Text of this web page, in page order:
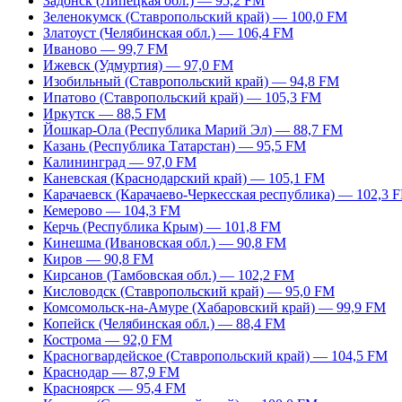
Зеленокумск (Ставропольский край) — 100,0 FM
Златоуст (Челябинская обл.) — 106,4 FM
Иваново — 99,7 FM
Ижевск (Удмуртия) — 97,0 FM
Изобильный (Ставропольский край) — 94,8 FM
Ипатово (Ставропольский край) — 105,3 FM
Иркутск — 88,5 FM
Йошкар-Ола (Республика Марий Эл) — 88,7 FM
Казань (Республика Татарстан) — 95,5 FM
Калининград — 97,0 FM
Каневская (Краснодарский край) — 105,1 FM
Карачаевск (Карачаево-Черкесская республика) — 102,3
Кемерово — 104,3 FM
Керчь (Республика Крым) — 101,8 FM
Кинешма (Ивановская обл.) — 90,8 FM
Киров — 90,8 FM
Кирсанов (Тамбовская обл.) — 102,2 FM
Кисловодск (Ставропольский край) — 95,0 FM
Комсомольск-на-Амуре (Хабаровский край) — 99,9 FM
Копейск (Челябинская обл.) — 88,4 FM
Кострома — 92,0 FM
Красногвардейское (Ставропольский край) — 104,5 FM
Краснодар — 87,9 FM
Красноярск — 95,4 FM